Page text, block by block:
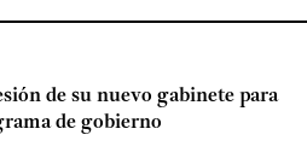
de su nuevo gabinete para
de gobierno